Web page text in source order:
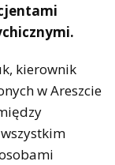
kierownik
w Areszcie